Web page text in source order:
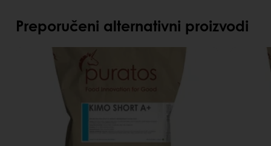
Preporučeni alternativni proizvodi